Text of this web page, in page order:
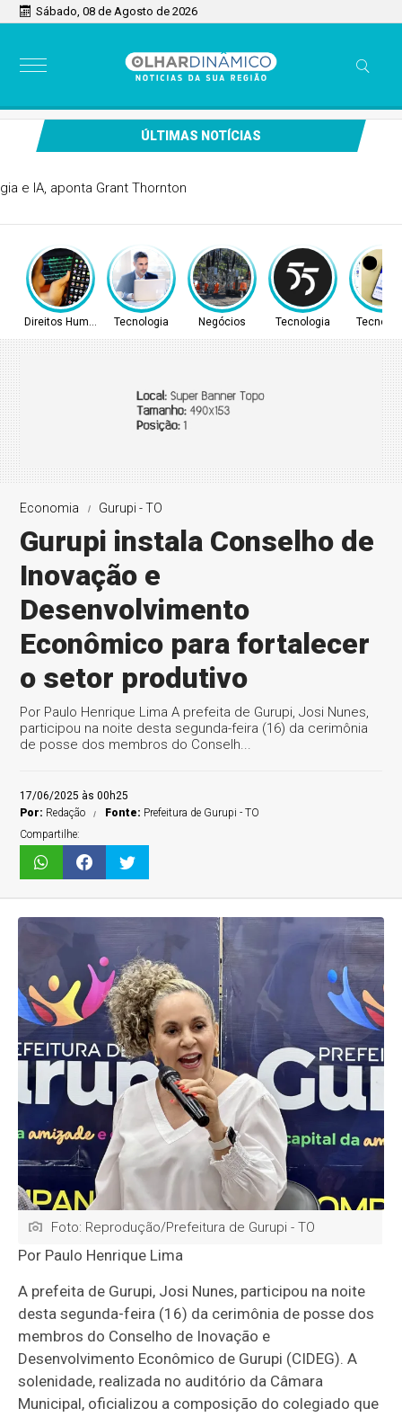
Sábado, 08 de Agosto de 2026
ÚLTIMAS NOTÍCIAS
CFOs priorizam tecnologia e IA, aponta Grant Thornton
Direitos Humanos Tecnologia Negócios Tecnologia
Economia Gurupi - TO
Gurupi instala Conselho de
Inovação e
Desenvolvimento
Econômico para fortalecer
o setor produtivo
Por Paulo Henrique Lima A prefeita de Gurupi, Josi Nunes,
participou na noite desta segunda-feira (16) da cerimônia
de posse dos membros do Conselh...
17/06/2025 às 00h25
Por: Redação Fonte: Prefeitura de Gurupi - TO
Compartilhe:
Foto: Reprodução/Prefeitura de Gurupi - TO
Por Paulo Henrique Lima
A prefeita de Gurupi, Josi Nunes, participou na noite
desta segunda-feira (16) da cerimônia de posse dos
membros do Conselho de Inovação e
Desenvolvimento Econômico de Gurupi (CIDEG). A
solenidade, realizada no auditório da Câmara
Municipal, oficializou a composição do colegiado que